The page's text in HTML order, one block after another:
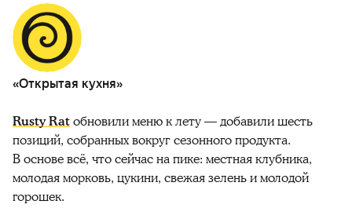
«Открытая кухня»
Rusty Ratобновили меню к лету — добавили шесть
позиций, собранных вокруг сезонного продукта.
В основе всё, что сейчас на пике: местная клубника,
молодая морковь, цукини, свежая зелень и молодой
горошек.